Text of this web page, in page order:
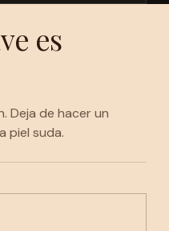
es
Deja de hacer un
piel suda.